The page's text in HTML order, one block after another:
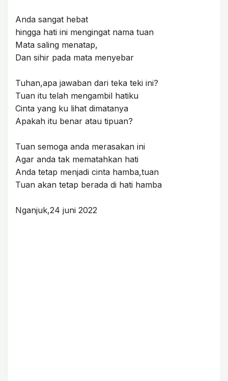
Anda sangat hebat
hingga hati ini mengingat nama tuan
Mata saling menatap,
Dan sihir pada mata menyebar
Tuhan,apa jawaban dari teka teki ini?
Tuan itu telah mengambil hatiku
Cinta yang ku lihat dimatanya
Apakah itu benar atau tipuan?
Tuan semoga anda merasakan ini
Agar anda tak mematahkan hati
Anda tetap menjadi cinta hamba,tuan
Tuan akan tetap berada di hati hamba
Nganjuk,24 juni 2022